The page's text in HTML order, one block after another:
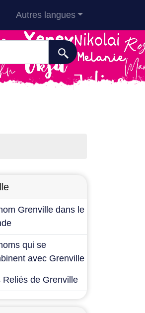
Autres langues
Grenville dans le
qui se
avec Grenville
Reliés de Grenville